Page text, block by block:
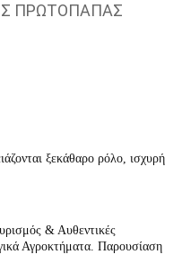
ΠΡΩΤΟΠΑΠΑΣ
ξεκάθαρο ρόλο, ισχυρή
& Αυθεντικές
Αγροκτήματα. Παρουσίαση